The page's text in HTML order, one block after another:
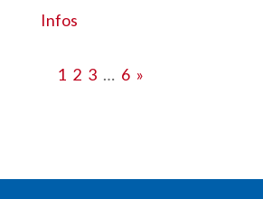
Infos
1 2 3 … 6 »